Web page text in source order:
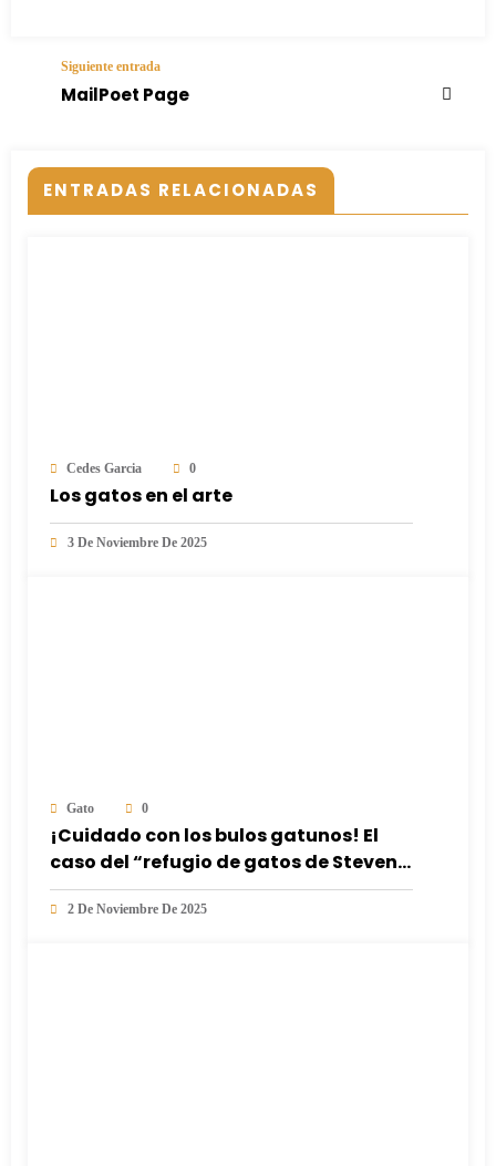
Siguiente entrada
MailPoet Page
ENTRADAS RELACIONADAS
Cedes Garcia 0
Los gatos en el arte
3 De Noviembre De 2025
Gato 0
¡Cuidado con los bulos gatunos! El
caso del “refugio de gatos de Steven
Tyler”
2 De Noviembre De 2025